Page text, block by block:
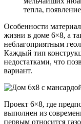
тепла,
Особенности
жизни в доме 6×8, а
неблагоприятным
Каждый тип
недостатками, что
вариант.
Проект 6×8, где
выполнен из
первым относится